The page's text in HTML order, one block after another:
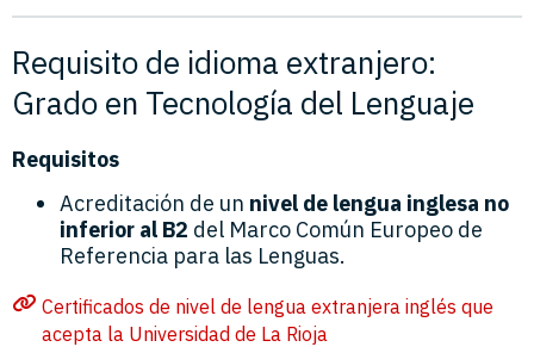
Requisito de idioma extranjero:
Grado en Tecnología del Lenguaje
Requisitos
Acreditación de un nivel de lengua inglesa no
inferior al B2 del Marco Común Europeo de
Referencia para las Lenguas.
Certificados de nivel de lengua extranjera inglés que
acepta la Universidad de La Rioja